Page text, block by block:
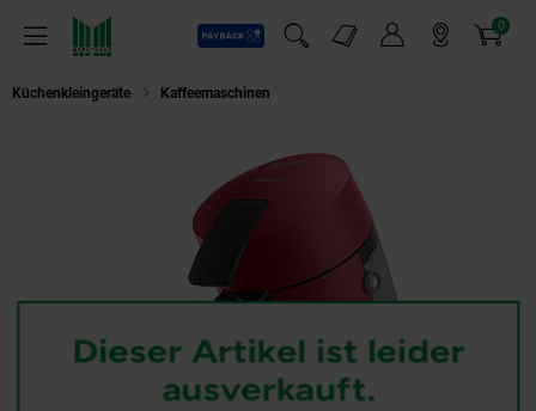
Menü
Payback
Suchfeld einblenden
Markt-Angebote 0
Artikel
Küchenkleingeräte Kaffeemaschinen